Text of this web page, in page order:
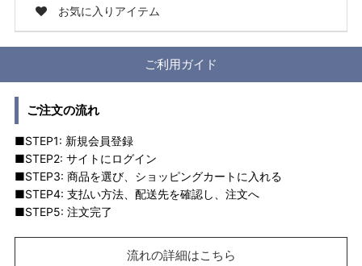
お気に入りアイテム
ご利用ガイド
ご注文の流れ
■STEP1: 新規会員登録
■STEP2: サイトにログイン
■STEP3: 商品を選び、ショッピングカートに入れる
■STEP4: 支払い方法、配送先を確認し、注文へ
■STEP5: 注文完了
流れの詳細はこちら